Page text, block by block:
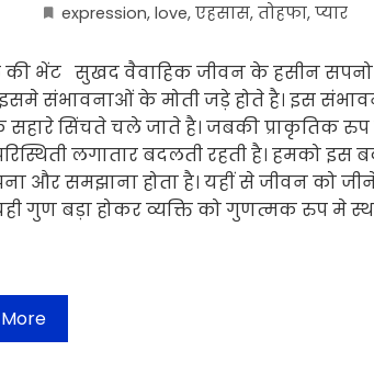
expression, love, एहसास, तोहफा, प्यार
भेंट सुखद वैवाहिक जीवन के हसीन
इसमे संभावनाओं के मोती जड़े होते है। इस
सहारे सिंचते चले जाते है। जबकी प्राकृतिक
लगातार बदलती रहती है। हमको
और समझाना होता है। यहीं से जीवन को
यही गुण बड़ा होकर व्यक्ति को गुणत्मक रुप मे